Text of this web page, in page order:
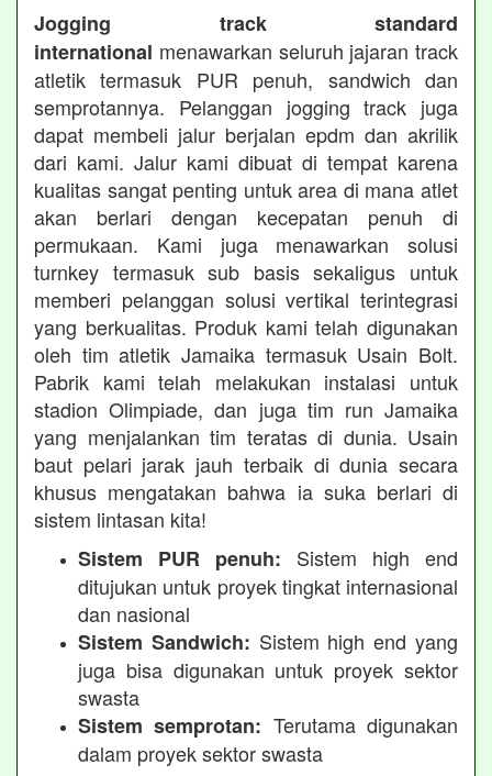
Jogging track standard
international menawarkan seluruh jajaran track
atletik termasuk PUR penuh, sandwich dan
semprotannya. Pelanggan jogging track juga
dapat membeli jalur berjalan epdm dan akrilik
dari kami. Jalur kami dibuat di tempat karena
kualitas sangat penting untuk area di mana atlet
akan berlari dengan kecepatan penuh di
permukaan. Kami juga menawarkan solusi
turnkey termasuk sub basis sekaligus untuk
memberi pelanggan solusi vertikal terintegrasi
yang berkualitas. Produk kami telah digunakan
oleh tim atletik Jamaika termasuk Usain Bolt.
Pabrik kami telah melakukan instalasi untuk
stadion Olimpiade, dan juga tim run Jamaika
yang menjalankan tim teratas di dunia. Usain
baut pelari jarak jauh terbaik di dunia secara
khusus mengatakan bahwa ia suka berlari di
sistem lintasan kita!
Sistem PUR penuh: Sistem high end
ditujukan untuk proyek tingkat internasional
dan nasional
Sistem Sandwich: Sistem high end yang
juga bisa digunakan untuk proyek sektor
swasta
Sistem semprotan: Terutama digunakan
dalam proyek sektor swasta